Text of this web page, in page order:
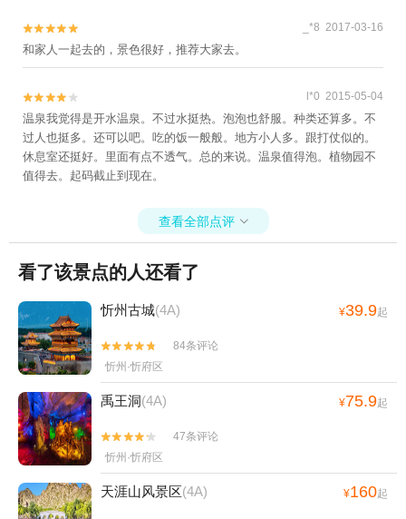

 _*8 2017-03-16
和家人一起去的，景色很好，推荐大家去。

 l*0 2015-05-04
温泉我觉得是开水温泉。不过水挺热。泡泡也舒服。种类还算多。不
过人也挺多。还可以吧。吃的饭一般般。地方小人多。跟打仗似的。
休息室还挺好。里面有点不透气。总的来说。温泉值得泡。植物园不
值得去。起码截止到现在。
查看全部点评 
看了该景点的人还看了
忻州古城(4A) ¥39.9起


84条评论
忻州·忻府区
禹王洞(4A) ¥75.9起


47条评论
忻州·忻府区
天涯山风景区(4A) ¥160起